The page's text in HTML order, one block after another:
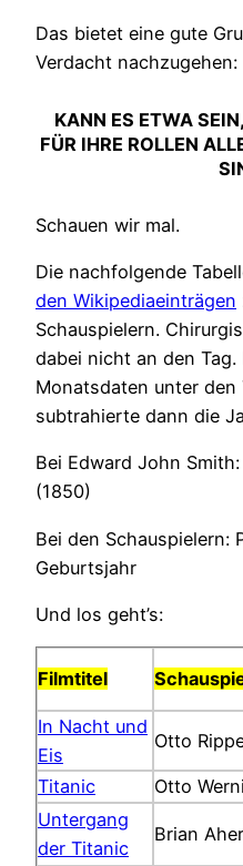
Das bietet eine gute
Verdacht nachzugehen:
KANN ES ETWA
FÜR IHRE ROLLEN
Schauen wir mal.
Die nachfolgende
den Wikipediaeinträgen
Schauspielern.
dabei nicht an den
Monatsdaten unter den
subtrahierte dann die
Bei Edward John
(1850)
Bei den Schauspielern:
Geburtsjahr
Und los geht’s:
Filmtitel
In Nacht und
Eis
Otto
Titanic Otto
Untergang
der Titanic
Brian